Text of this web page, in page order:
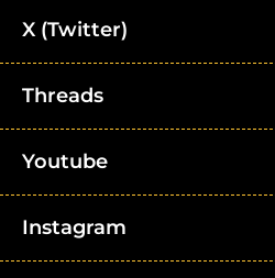
X (Twitter)
Threads
Youtube
Instagram